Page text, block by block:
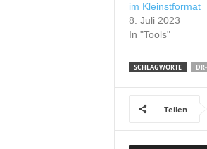
im Kleinstformat
8. Juli 2023
In "Tools"
SCHLAGWORTE
Teilen